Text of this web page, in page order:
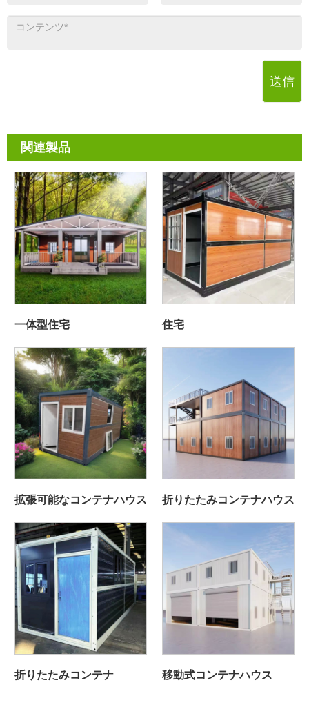
送信
関連製品
一体型住宅 住宅
拡張可能なコンテナハウス 折りたたみコンテナハウス
折りたたみコンテナ 移動式コンテナハウス